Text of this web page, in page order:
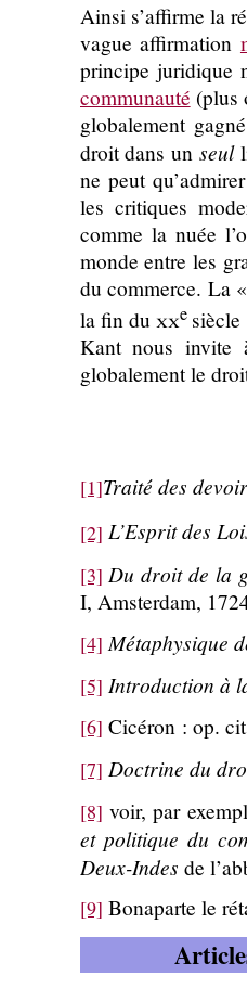
Ainsi s’affirme la
vague affirmation
principe juridique
communauté (plus
globalement
droit dans un seul
ne peut
les critiques
comme la nuée
monde entre les
du commerce. La
la fin du xxe siècle
Kant nous invite
globalement le
[1]Traité des
[2] L’Esprit des
[3] Du droit de la
I, Amsterdam,
[4] Métaphysique
[5] Introduction à
[6] Cicéron : op.
[7] Doctrine du
[8] voir, par
et politique du
Deux-Indes de
[9] Bonaparte le